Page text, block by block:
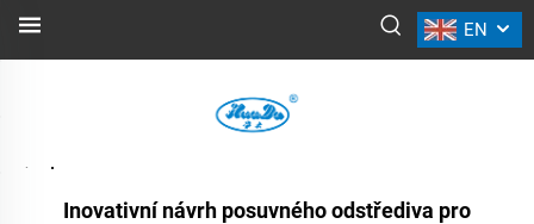
EN
NOVINKY
Inovativní návrh posuvného odstřediva pro